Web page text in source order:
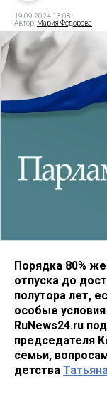
19.09.2024 13:08
Автор: Мария Федорова
Порядка 80%
отпуска до
полутора лет,
особые
RuNews24.ru
председателя
семьи,
детства